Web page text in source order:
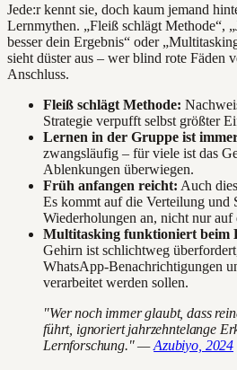
Jede:r kennt sie, doch kaum jemand
Lernmythen. „Fleiß schlägt Methode“,
besser dein Ergebnis“ oder
sieht düster aus – wer blind rote Fäden
Anschluss.
Fleiß schlägt Methode:
Strategie verpufft selbst größter
Lernen in der Gruppe ist
zwangsläufig – für viele ist das
Ablenkungen überwiegen.
Früh anfangen reicht: Auch
Es kommt auf die Verteilung und
Wiederholungen an, nicht nur
Multitasking funktioniert beim
Gehirn ist schlichtweg
WhatsApp-Benachrichtigungen
verarbeitet werden sollen.
"Wer noch immer glaubt, dass
führt, ignoriert jahrzehntelange
Lernforschung." —Azubiyo, 2024